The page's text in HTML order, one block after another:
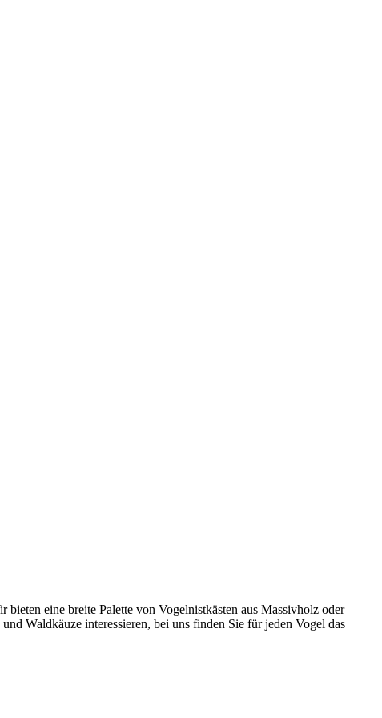
bieten eine breite Palette von Vogelnistkästen aus Massivholz oder
Waldkäuze interessieren, bei uns finden Sie für jeden Vogel das